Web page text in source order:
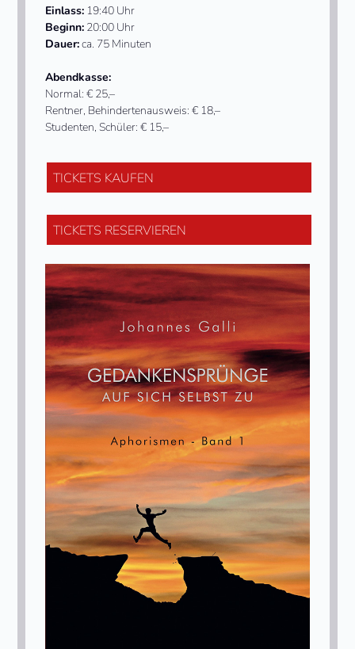
Einlass: 19:40 Uhr
Beginn: 20:00 Uhr
Dauer:ca. 75 Minuten
Abendkasse:
Normal: € 25,–
Rentner, Behindertenausweis: € 18,–
Studenten, Schüler: € 15,–
TICKETS KAUFEN
TICKETS RESERVIEREN